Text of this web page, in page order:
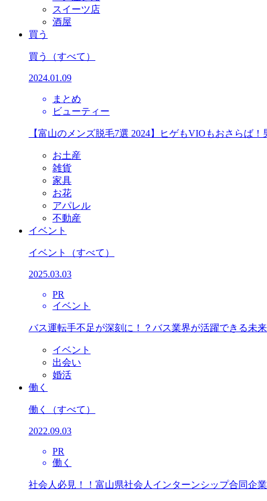
スイーツ店
酒屋
買う
買う （すべて）
2024.01.09
まとめ
ビューティー
【富山のメンズ脱毛7選 2024】ヒゲもVIOもおさらば
お土産
雑貨
家具
お花
アパレル
不動産
イベント
イベント （すべて）
2025.03.03
PR
イベント
バス運転手不足が深刻に！？バス業界が活躍できる未
イベント
出会い
婚活
働く
働く （すべて）
2022.09.03
PR
働く
社会人必見！！富山県社会人インターンシップ合同企